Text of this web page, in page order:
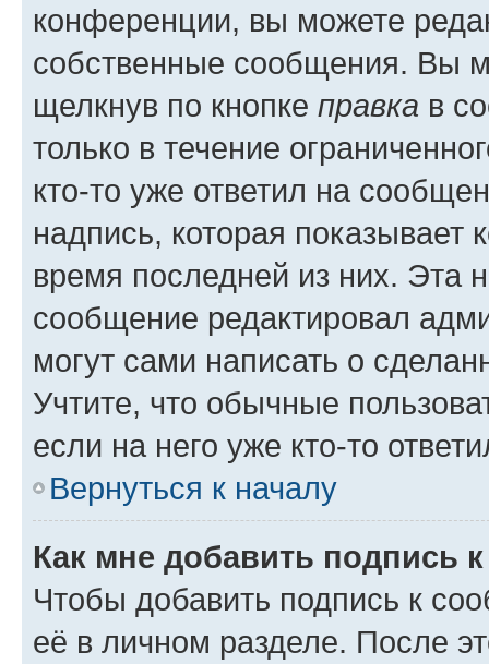
конференции, вы можете
собственные сообщения. Вы
щелкнув по кнопке правка в
только в течение
кто-то уже ответил на
надпись, которая показывает
время последней из них. Эта
сообщение редактировал
могут сами написать о
Учтите, что обычные
если на него уже кто-то
Вернуться к началу
Как мне добавить подпись
Чтобы добавить подпись к
её в личном разделе. После